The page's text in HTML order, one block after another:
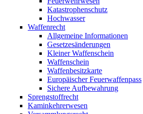
Katastrophenschutz
Hochwasser
Waffenrecht
Allgemeine Informationen
Gesetzesänderungen
Kleiner Waffenschein
Waffenschein
Waffenbesitzkarte
Europäischer Feuerwaffenpass
Sichere Aufbewahrung
Sprengstoffrecht
Kaminkehrerwesen